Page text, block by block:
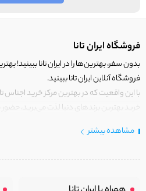
فروشگاه ایران تانا
بدون سفر، بهترین‌ها را در ایران تانا ببینید!
فروشگاه آنلاین ایران تانا ببینید.
با این واقعیت که در بهترین مرکز خرید اجناس
خرید بهترین برندهای دنیا لذت می‌برید،
درایرانتانا فقط کالاهایی قرار می‌گیرند که
مشاهده بیشتر